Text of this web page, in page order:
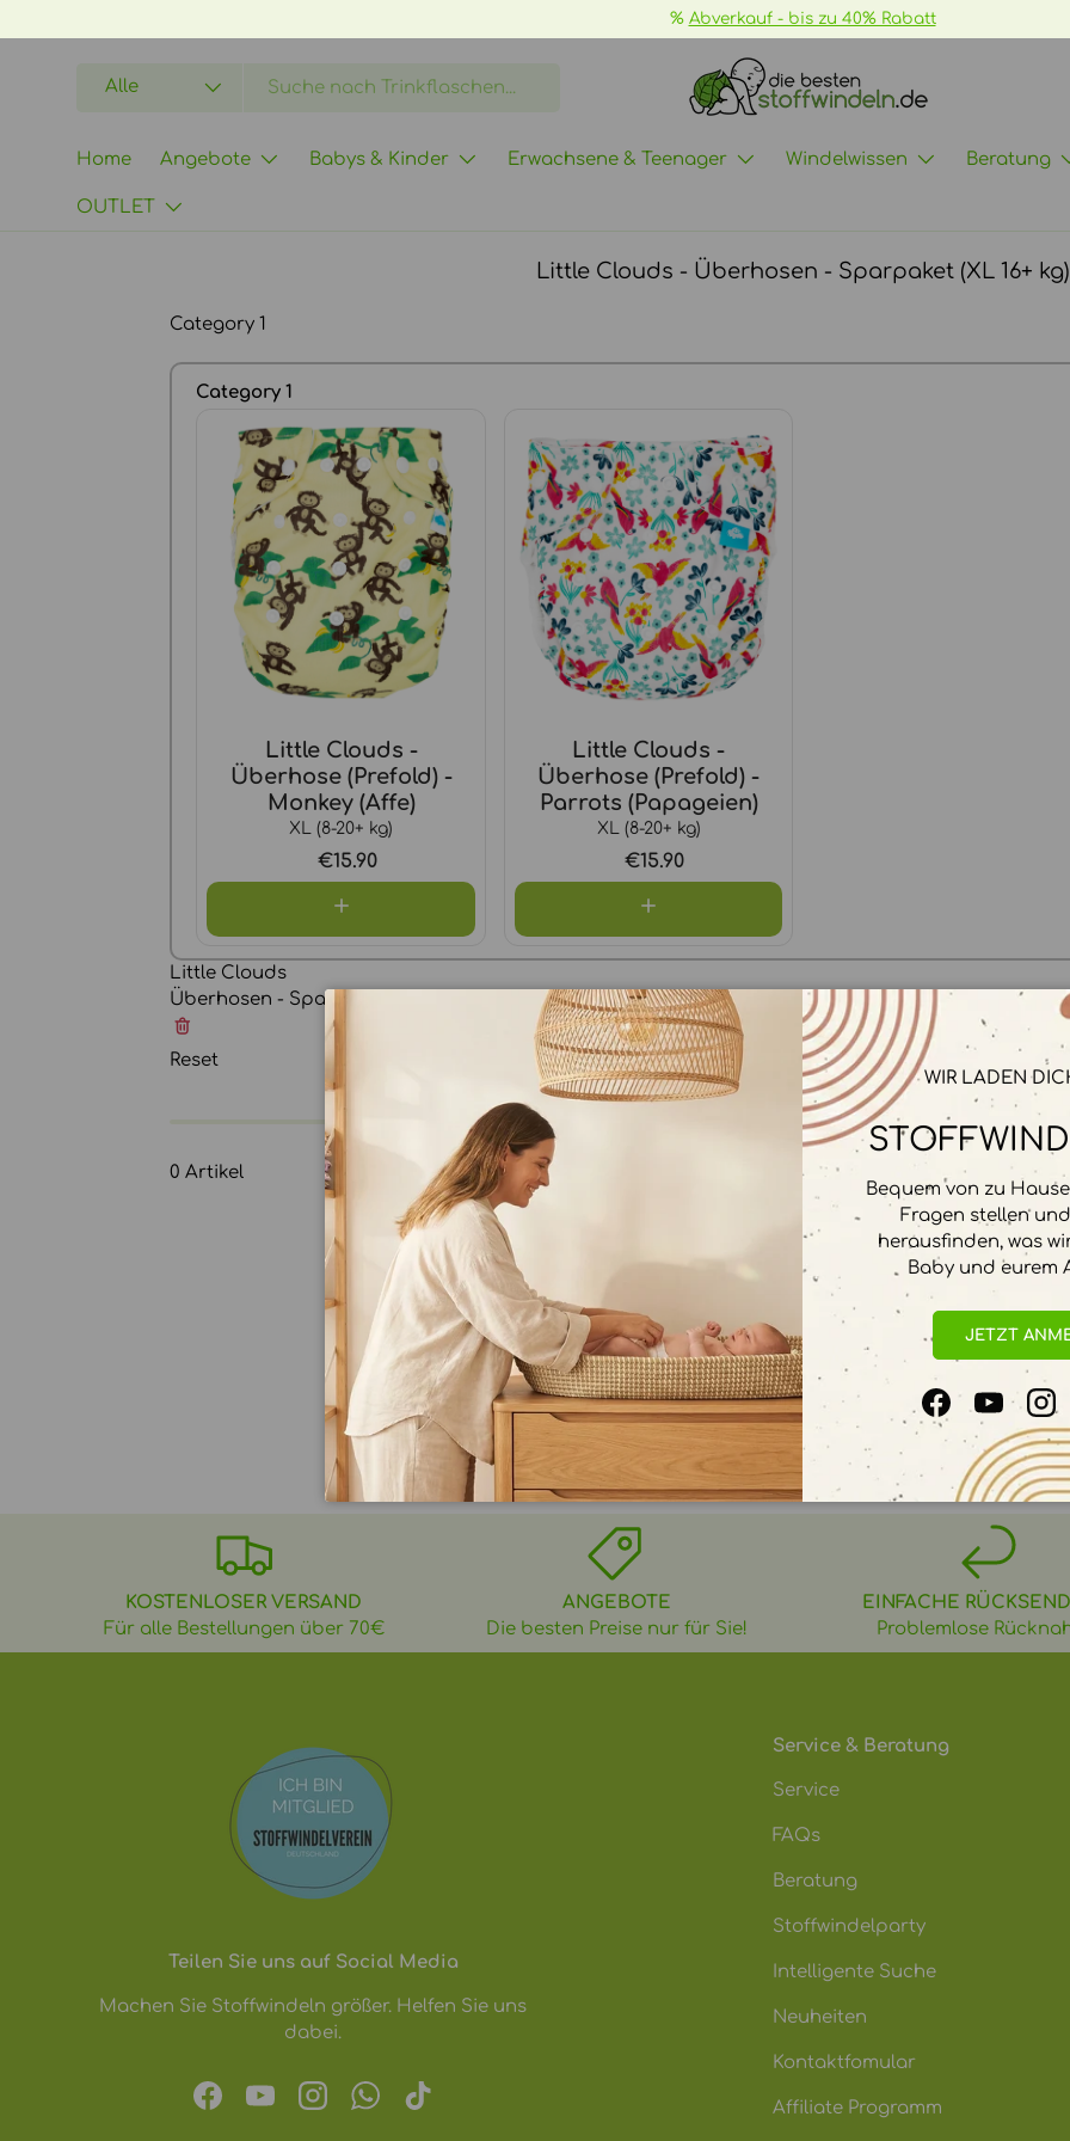
DIREKT ZUM INHALT
% Abverkauf - bis zu 40% Rabatt
Suchen
Alle
Home Angebote Babys & Kinder Erwachsene & Teenager Windelwissen Beratung
OUTLET
Little Clouds - Überhosen - Sparpaket (XL 16+ kg)
Category 1
Category 1
Little Clouds -
Überhose (Prefold) -
Monkey (Affe)
XL (8-20+ kg)
€15.90
Little Clouds -
Überhose (Prefold) -
Parrots (Papageien)
XL (8-20+ kg)
€15.90
Little Clouds
Überhosen - Sparpaket (XL)
Reset
10% Rabatt
ab 5 Stück
12% Rabatt
0 Artikel
WIR LADEN
Bequem von zu
Fragen stellen
herausfinden, was
Baby und eurem
JETZT
FacebookYouTube
KOSTENLOSER VERSAND
Für alle Bestellungen über 70€
ANGEBOTE
Die besten Preise nur für Sie!
EINFACHE
Problemlose
Teilen Sie uns auf Social Media
Machen Sie Stoffwindeln größer. Helfen Sie uns
dabei.
FacebookYouTubeInstagramWhatsApp
TikTok
Service & Beratung
Service
FAQs
Beratung
Stoffwindelparty
Intelligente Suche
Neuheiten
Kontaktfomular
Affiliate Programm